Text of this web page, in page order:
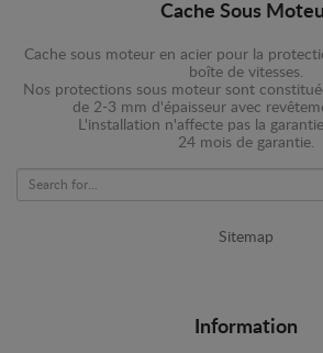
Cache Sous
Cache sous moteur en acier pour la
boîte de vitesses.
Nos protections sous moteur sont
de 2-3 mm d'épaisseur avec
L'installation n'affecte pas la
24 mois de garantie.
Sitemap
Information